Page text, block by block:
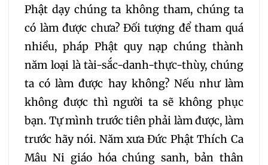
Phật dạy chúng ta không tham, chúng ta
có làm được chưa? Đối tượng để tham quá
nhiều, pháp Phật quy nạp chúng thành
năm loại là tài-sắc-danh-thực-thùy, chúng
ta có làm được hay không? Nếu như làm
không được thì người ta sẽ không phục
bạn. Tự mình trước tiên phải làm được, làm
trước hãy nói. Năm xưa Đức Phật Thích Ca
Mâu Ni giáo hóa chúng sanh, bản thân